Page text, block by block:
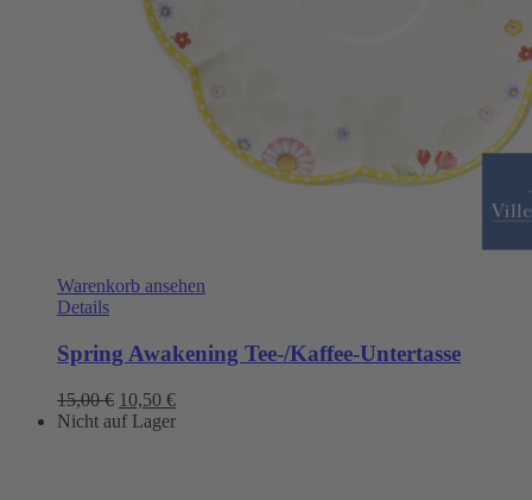
Warenkorb ansehen
Details
Spring Awakening Tee-/Kaffee-Untertasse
15,00€ Ursprünglicher
Preis
10,50 €Aktueller
Preis
Nicht auf Lager